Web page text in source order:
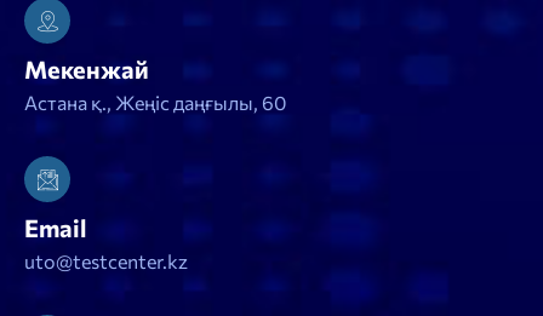
Мекенжай
Астана қ., Жеңіс даңғылы, 60
Email
uto@testcenter.kz